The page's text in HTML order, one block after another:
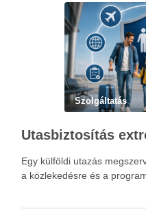
Szolgáltatás
Egy külföldi utazás
a közlekedésre és a